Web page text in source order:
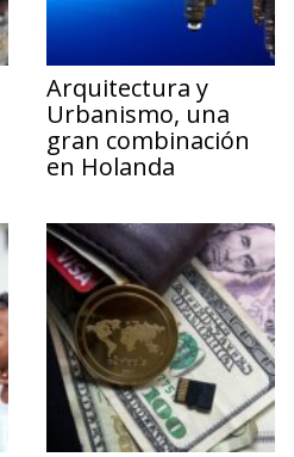
Arquitectura y
Urbanismo, una
gran combinación
en Holanda